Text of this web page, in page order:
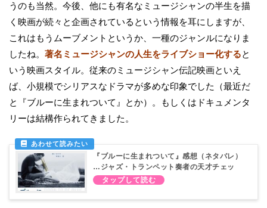
うのも当然。今後、他にも有名なミュージシャンの半生を描
く映画が続々と企画されているという情報を耳にしますが、
これはもうムーブメントというか、一種のジャンルになりま
したね。 著名ミュージシャンの人生をライブショー化すると
いう映画スタイル。従来のミュージシャン伝記映画といえ
ば、小規模でシリアスなドラマが多めな印象でした（最近だ
と『ブルーに生まれついて』とか）。もしくはドキュメンタ
リーは結構作られてきました。
『ブルーに生まれついて』感想（ネタバレ）
…ジャズ・トランペット奏者の天才チェッ
ト・ベイカーの再生と破滅